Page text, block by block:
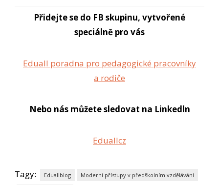
Přidejte se do FB skupinu, vytvořené
speciálně pro vás
Eduall poradna pro pedagogické pracovníky
a rodiče
Nebo nás můžete sledovat na Linkedln
Eduallcz
Tagy: Eduallblog Moderní přístupy v předškolním vzdělávání